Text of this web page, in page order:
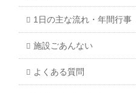
1日の主な流れ・年間行事
施設ごあんない
よくある質問